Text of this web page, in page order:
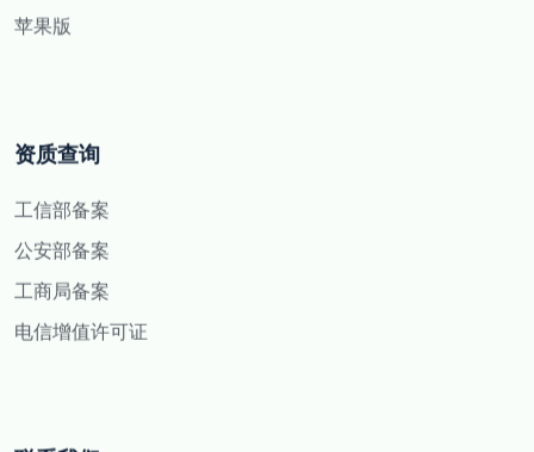
苹果版
资质查询
工信部备案
公安部备案
工商局备案
电信增值许可证